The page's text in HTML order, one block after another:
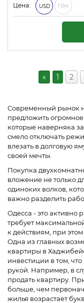
Цена: USD ГРН
« 1 2
Современный рынок
предложить огромное
которые наверняка
смело отключать
влезать в долговую
своей мечты.
Покупка
вложение не только
одиноких волков,
важно разделить
Одесса - это активно
требует
к действиям, при
Одна из главных
квартиры в
инвестиции в том,
рукой. Например, в
продать квартиру.
больше, чем
жилья возрастает